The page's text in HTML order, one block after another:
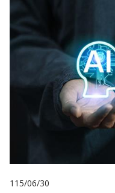
115/06/30